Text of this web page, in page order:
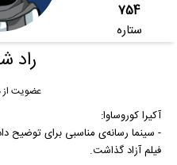
754
ستاره
راد
عضویت از
آکیرا کوروساوا:
- سینما رسانه‌ی مناسبی برای توضیح
فیلم آزاد گذاشت.